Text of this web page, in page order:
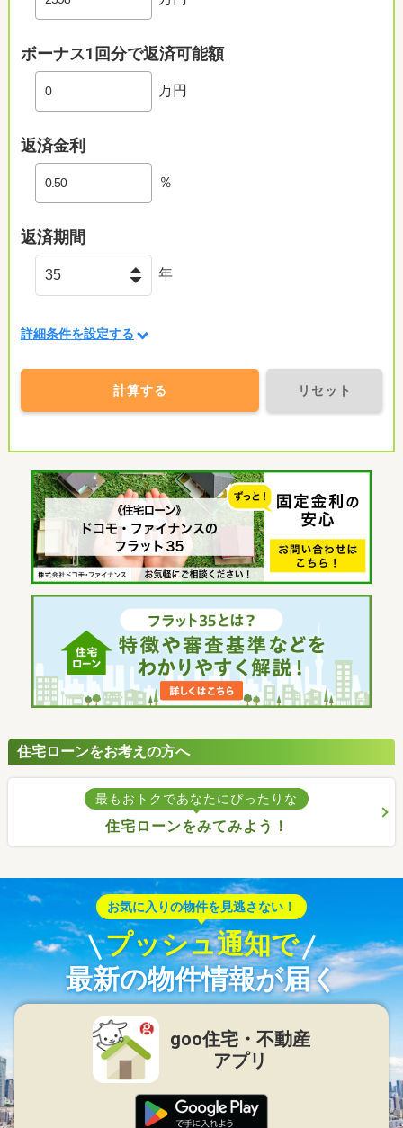
ボーナス1回分で返済可能額
万円
返済金利
％
返済期間
年
詳細条件を設定する
計算する リセット
住宅ローンをお考えの方へ
最もおトクであなたにぴったりな
住宅ローンをみてみよう！
お気に入りの物件を見逃さない！
プッシュ通知で
最新の物件情報が届く
goo住宅・不動産
アプリ